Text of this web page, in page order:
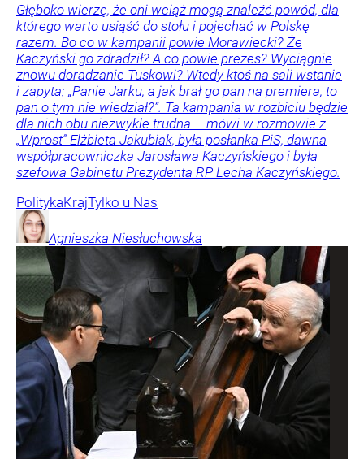
Głęboko wierzę, że oni wciąż mogą znaleźć powód, dla
którego warto usiąść do stołu i pojechać w Polskę
razem. Bo co w kampanii powie Morawiecki? Że
Kaczyński go zdradził? A co powie prezes? Wyciągnie
znowu doradzanie Tuskowi? Wtedy ktoś na sali wstanie
i zapyta: „Panie Jarku, a jak brał go pan na premiera, to
pan o tym nie wiedział?”. Ta kampania w rozbiciu będzie
dla nich obu niezwykle trudna – mówi w rozmowie z
„Wprost” Elżbieta Jakubiak, była posłanka PiS, dawna
współpracowniczka Jarosława Kaczyńskiego i była
szefowa Gabinetu Prezydenta RP Lecha Kaczyńskiego.
PolitykaKrajTylko u Nas
Agnieszka Niesłuchowska